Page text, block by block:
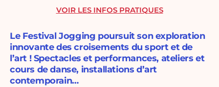
Le Festival Jogging poursuit son exploration
innovante des croisements du sport et de
l’art ! Spectacles et performances, ateliers et
cours de danse, installations d’art
contemporain…
VOIR LES INFOS PRATIQUES